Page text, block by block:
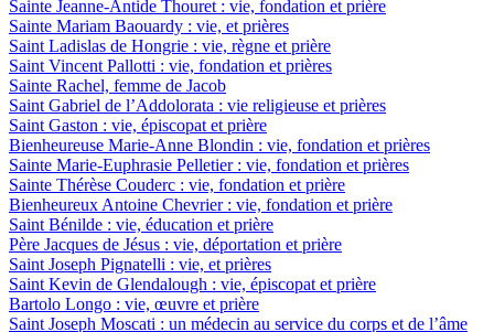
Sainte Jeanne-Antide Thouret : vie, fondation et prière
Sainte Mariam Baouardy : vie, et prières
Saint Ladislas de Hongrie : vie, règne et prière
Saint Vincent Pallotti : vie, fondation et prières
Sainte Rachel, femme de Jacob
Saint Gabriel de l’Addolorata : vie religieuse et prières
Saint Gaston : vie, épiscopat et prière
Bienheureuse Marie-Anne Blondin : vie, fondation et prières
Sainte Marie-Euphrasie Pelletier : vie, fondation et prières
Sainte Thérèse Couderc : vie, fondation et prière
Bienheureux Antoine Chevrier : vie, fondation et prière
Saint Bénilde : vie, éducation et prière
Père Jacques de Jésus : vie, déportation et prière
Saint Joseph Pignatelli : vie, et prières
Saint Kevin de Glendalough : vie, épiscopat et prière
Bartolo Longo : vie, œuvre et prière
Saint Joseph Moscati : un médecin au service du corps et de l’âme